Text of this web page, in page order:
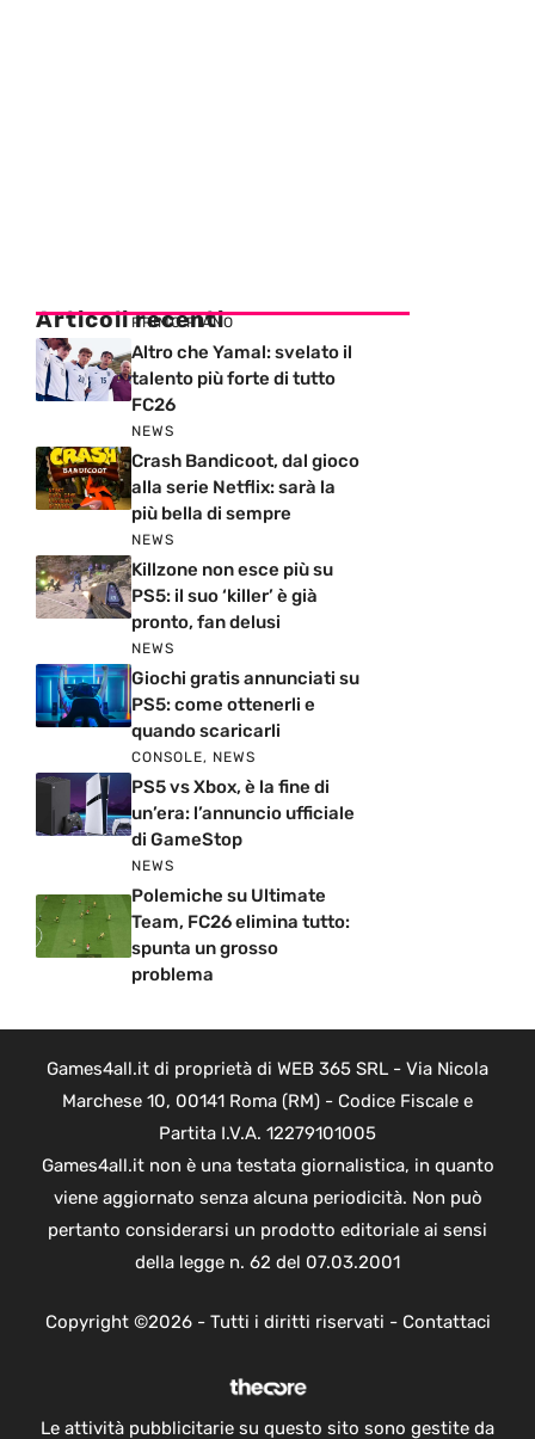
Articoli recenti
PRIMO PIANO
Altro che Yamal: svelato il
talento più forte di tutto
FC26
NEWS
Crash Bandicoot, dal gioco
alla serie Netflix: sarà la
più bella di sempre
NEWS
Killzone non esce più su
PS5: il suo ‘killer’ è già
pronto, fan delusi
NEWS
Giochi gratis annunciati su
PS5: come ottenerli e
quando scaricarli
CONSOLE, NEWS
PS5 vs Xbox, è la fine di
un’era: l’annuncio ufficiale
di GameStop
NEWS
Polemiche su Ultimate
Team, FC26 elimina tutto:
spunta un grosso
problema
Games4all.it di proprietà di WEB 365 SRL - Via Nicola
Marchese 10, 00141 Roma (RM) - Codice Fiscale e
Partita I.V.A. 12279101005
Games4all.it non è una testata giornalistica, in quanto
viene aggiornato senza alcuna periodicità. Non può
pertanto considerarsi un prodotto editoriale ai sensi
della legge n. 62 del 07.03.2001
Copyright ©2026 - Tutti i diritti riservati - Contattaci
Le attività pubblicitarie su questo sito sono gestite da